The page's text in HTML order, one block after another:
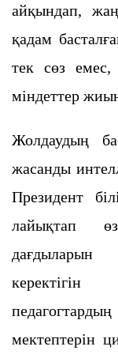
айқындап,
қадам
тек сөз емес,
міндеттер
Жолдаудың
жасанды
Президент
лайықтап
дағдыларын
мектептерін